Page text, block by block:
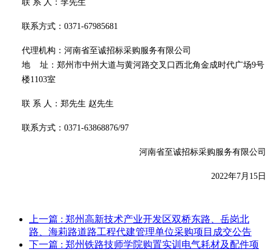
联 系 人：李先生
联系方式： 0371-67985681
代理机构：河南省至诚招标采购服务有限公司
地
址：郑州市中州大道与黄河路交叉口西北角金成时代广场9号
楼1103室
联 系 人：郑先生 赵先生
联系方式： 0371-63868876/97
河南省至诚招标采购服务有限公司
2022年7月15日
上一篇 : 郑州高新技术产业开发区双桥东路、岳岗北
路、海莉路道路工程代建管理单位采购项目成交公告
下一篇 : 郑州铁路技师学院购置实训电气耗材及配件项